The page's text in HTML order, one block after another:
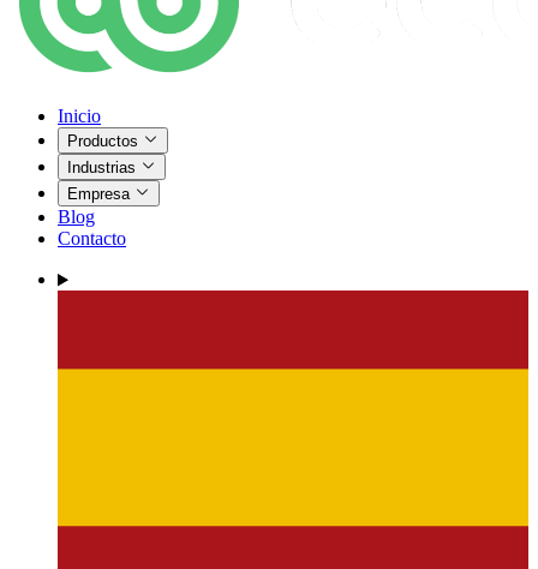
Inicio
Productos
Industrias
Empresa
Blog
Contacto